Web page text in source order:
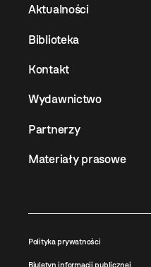
Aktualności
Biblioteka
Kontakt
Wydawnictwo
Partnerzy
Materiały prasowe
Polityka prywatności
Biuletyn informacji publicznej